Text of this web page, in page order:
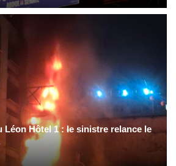
Léon Hôtel 1 : le sinistre relance le